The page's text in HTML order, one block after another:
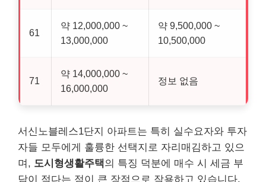
61
약 12,000,000 ~
13,000,000
약 9,500,000 ~
10,500,000
71
약 14,000,000 ~
16,000,000
정보 없음
서신노블레스1단지 아파트는 특히 실수요자와 투자
자들 모두에게 훌륭한 선택지로 자리매김하고 있으
며, 도시형생활주택의 특징 덕분에 매수 시 세금 부
담이 적다는 점이 큰 장점으로 작용하고 있습니다.